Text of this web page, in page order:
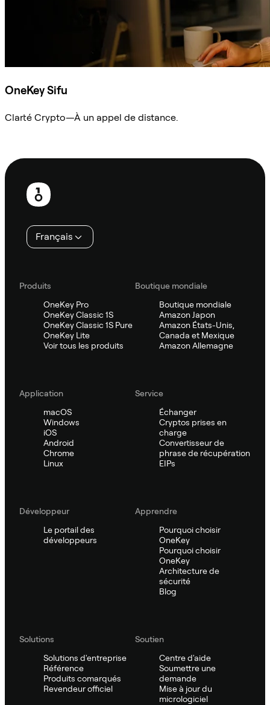
OneKey Sifu
Clarté Crypto—À un appel de distance.
Pied
page
Français
Produits
OneKey Pro
OneKey Classic 1S
OneKey Classic 1S Pure
OneKey Lite
Voir tous les produits
Boutique mondiale
Boutique mondiale
Amazon Japon
Amazon États-Unis,
Canada et Mexique
Amazon Allemagne
Application
macOS
Windows
iOS
Android
Chrome
Linux
Service
Échanger
Cryptos prises en
charge
Convertisseur de
phrase de récupération
EIPs
Développeur
Le portail des
développeurs
Apprendre
Pourquoi choisir
OneKey
Pourquoi choisir
OneKey
Architecture de
sécurité
Blog
Solutions
Solutions d'entreprise
Référence
Produits comarqués
Revendeur officiel
Soutien
Centre d'aide
Soumettre une
demande
Mise à jour du
micrologiciel